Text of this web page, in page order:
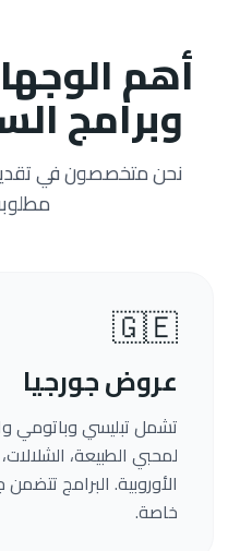
أهم
وبرامج
نحن متخصصون في
🇬🇪
عروض جورجيا
تشمل تبليسي وباتومي
لمحبي الطبيعة،
الأوروبية. البرامج
خاصة.